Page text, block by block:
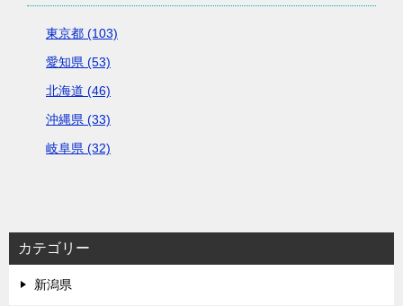
東京都 (103)
愛知県 (53)
北海道 (46)
沖縄県 (33)
岐阜県 (32)
カテゴリー
新潟県